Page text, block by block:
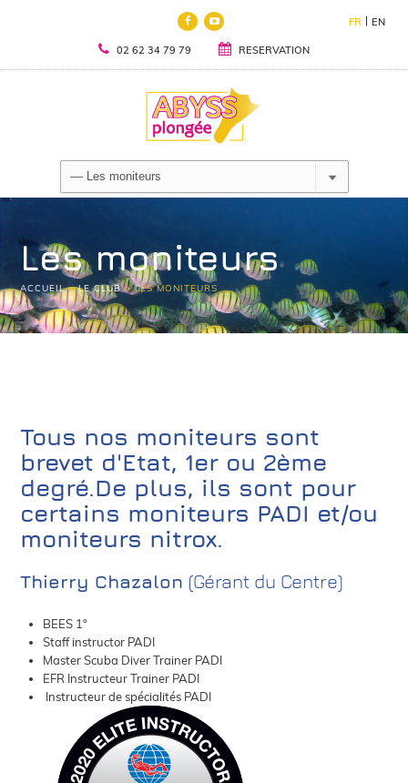
FR EN
02 62 34 79 79 RESERVATION
Les moniteurs
ACCUEIL>LE CLUB>LES MONITEURS
Tous nos moniteurs sont
brevet d'Etat, 1er ou 2ème
degré.De plus, ils sont pour
certains moniteurs PADI et/ou
moniteurs nitrox.
Thierry Chazalon (Gérant du Centre)
BEES 1°
Staff instructor PADI
Master Scuba Diver Trainer PADI
EFR Instructeur Trainer PADI
Instructeur de spécialités PADI